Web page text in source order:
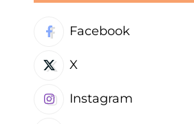
Facebook
X
Instagram